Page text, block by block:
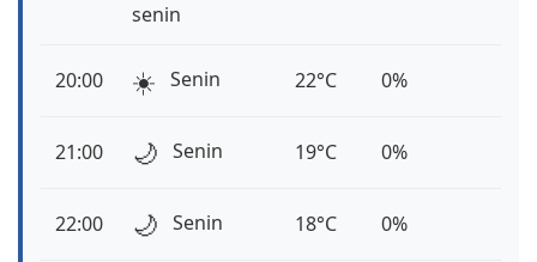
senin
20:00 ☀️ Senin 22°C 0%
21:00 🌙 Senin 19°C 0%
22:00 🌙 Senin 18°C 0%